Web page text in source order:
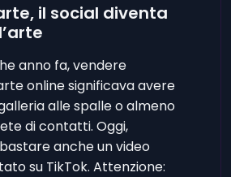
il social diventa
anno fa, vendere
online significava avere
alle spalle o almeno
di contatti. Oggi,
anche un video
su TikTok. Attenzione: